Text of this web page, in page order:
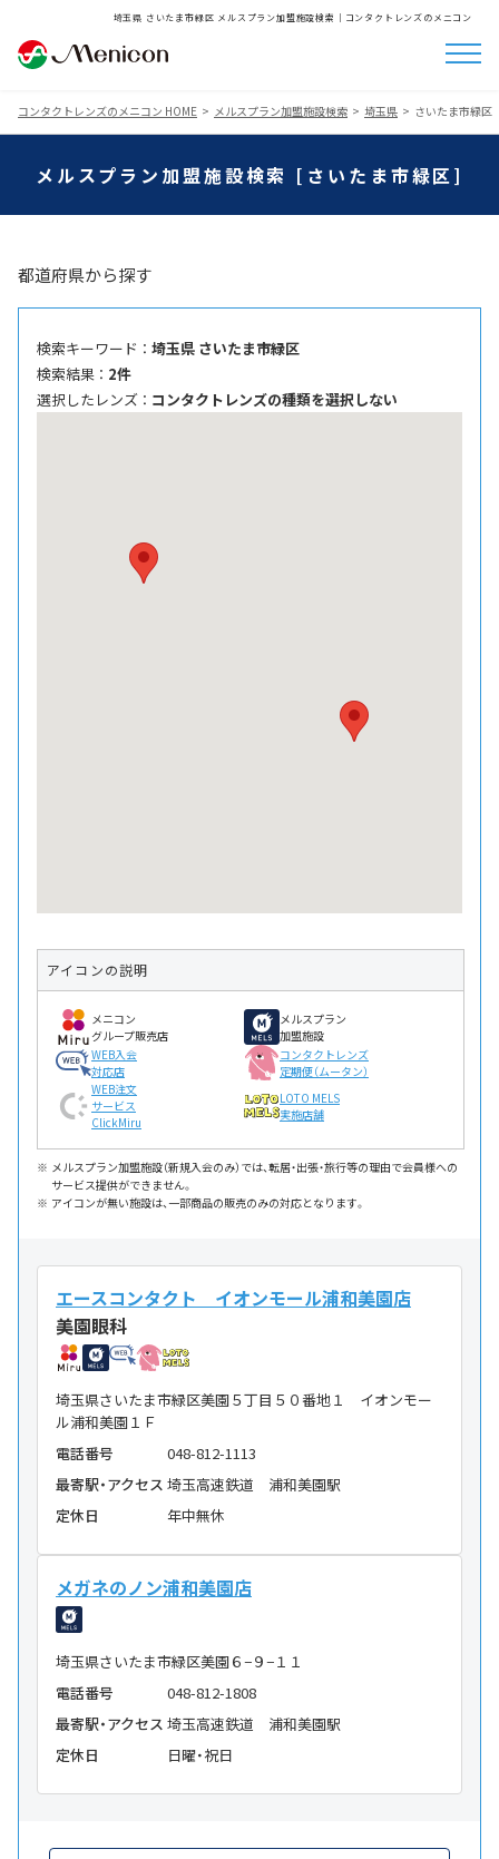
埼玉県 さいたま市緑区 メルスプラン加盟施設検索│コンタクトレンズのメニコン
コンタクトレンズのメニコン HOME メルスプラン加盟施設検索 埼玉県 さいたま市緑区
メルスプラン加盟施設検索 [さいたま市緑区]
都道府県から探す
検索キーワード ： 埼玉県 さいたま市緑区
検索結果 ： 2件
選択したレンズ ： コンタクトレンズの種類を選択しない
アイコンの説明
メニコン
グループ販売店
メルスプラン
加盟施設
WEB入会
対応店
コンタクトレンズ
定期便（ムータン）
WEB注文
サービス
ClickMiru
LOTO MELS
実施店舗
メルスプラン加盟施設（新規入会のみ）では、転居・出張・旅行等の理由で会員様への
サービス提供ができません。
アイコンが無い施設は、一部商品の販売のみの対応となります。
エースコンタクト イオンモール浦和美園店
美園眼科
埼玉県さいたま市緑区美園５丁目５０番地１ イオンモー
ル浦和美園１Ｆ
電話番号
048-812-1113
最寄駅・アクセス 埼玉高速鉄道 浦和美園駅
定休日
年中無休
メガネのノン浦和美園店
埼玉県さいたま市緑区美園６−９−１１
電話番号
048-812-1808
最寄駅・アクセス 埼玉高速鉄道 浦和美園駅
定休日
日曜・祝日